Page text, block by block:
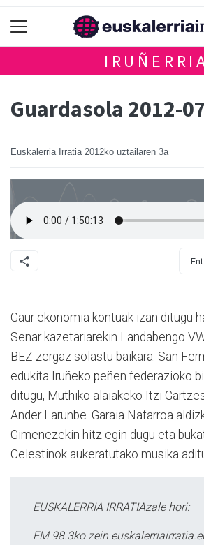
Guardasola 2012-
Euskalerria Irratia 2012ko uztailaren 3a
Gaur ekonomia kontuak izan ditugu
Senar kazetariarekin Landabengo
BEZ zergaz solastu baikara. San
edukita Iruñeko peñen federazioko
ditugu, Muthiko alaiakeko Itzi
Ander Larunbe. Garaia Nafarroa
Gimenezekin hitz egin dugu eta
Celestinok aukeratutako musika
EUSKALERRIA IRRATIAzale hori:
FM 98.3ko zein